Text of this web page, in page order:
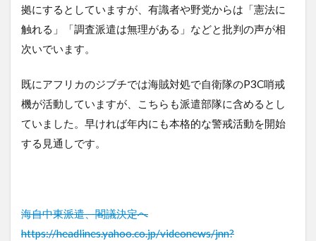
拠にするとしていますが、有識者や野党からは「憲法に
触れる」「調査派遣は無理がある」などと批判の声が相
次いでいます。
既にアフリカのジブチでは海賊対処で自衛隊のP3C哨戒
機が活動していますが、こちらも派遣部隊に含めるとし
ていました。早ければ年内にも本格的な警戒活動を開始
する見通しです。
海自中東派遣、閣議決定へ
https://headlines.yahoo.co.jp/videonews/jnn?